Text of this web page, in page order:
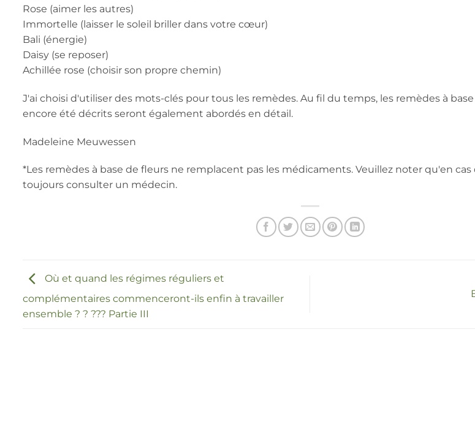
Rose (aimer les autres)
Immortelle (laisser le soleil briller dans votre cœur)
Bali (énergie)
Daisy (se reposer)
Achillée rose (choisir son propre chemin)
J'ai choisi d'utiliser des mots-clés pour tous les remèdes. Au fil du temps, les remèdes à
encore été décrits seront également abordés en détail.
Madeleine Meuwessen
*Les remèdes à base de fleurs ne remplacent pas les médicaments. Veuillez noter qu'en
toujours consulter un médecin.
Où et quand les régimes réguliers et
complémentaires commenceront-ils enfin à travailler
ensemble ? ? ??? Partie III